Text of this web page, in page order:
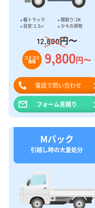
軽トラック
間取り：1K
目安：1.5㎥
少々の荷物
12,800円〜
コミコミ
価格 9,800円〜
電話で問い合わせ
フォーム見積り
Mパック
引越し時の大量処分